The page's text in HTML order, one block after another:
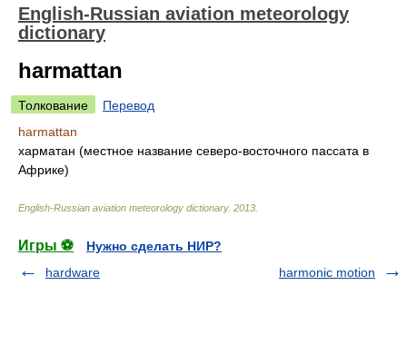
English-Russian aviation meteorology
dictionary
harmattan
Толкование
Перевод
harmattan
харматан (местное название северо-восточного пассата в
Африке)
English-Russian aviation meteorology dictionary. 2013
Игры ⚽
Нужно сделать НИР?
hardware
harmonic motion